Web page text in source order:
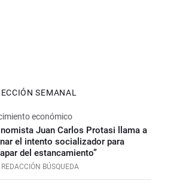
SEMANAL
económico
Juan Carlos Protasi llama a
el intento socializador para
del estancamiento”
REDACCIÓN BÚSQUEDA